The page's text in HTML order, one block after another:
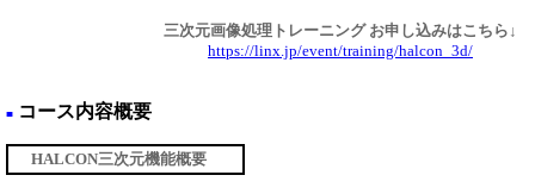
三次元画像処理トレーニング お申し込みはこちら↓
https://linx.jp/event/training/halcon_3d/
■ コース内容概要
HALCON三次元機能概要